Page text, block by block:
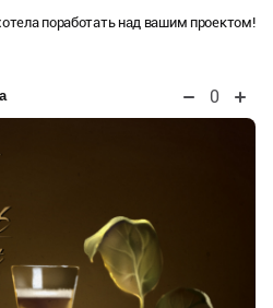
поработать над вашим проектом!
0